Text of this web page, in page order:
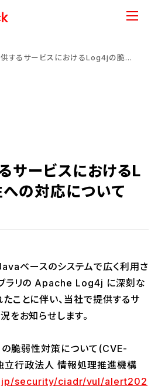
当社が提供するサービスにおけるLog4jの脆弱性への対応について
サービスにおけるL
の対応について
ベースのシステムで広く利用さ
ラリの Apache Log4j に深刻な
ことに伴い、当社で提供するサ
をお知らせします。
脆弱性対策について(CVE-
行政法人 情報処理推進機構
security/ciadr/vul/alert202